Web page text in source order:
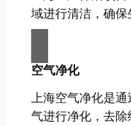
域进行清洁，确保
空气净化
上海空气净化是
气进行净化，去